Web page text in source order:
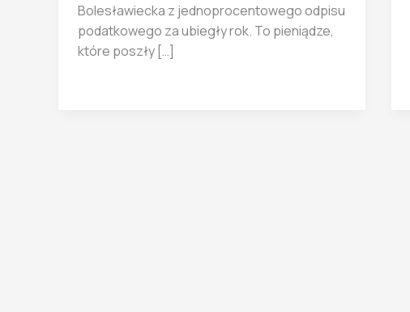
Bolesławiecka z jednoprocentowego odpisu
podatkowego za ubiegły rok. To pieniądze,
które poszły […]